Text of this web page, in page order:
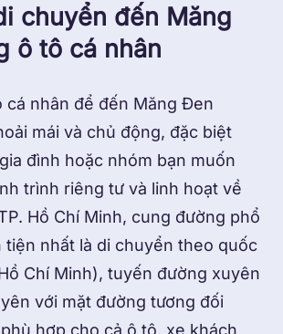
chuyển đến Măng
ô tô cá nhân
cá nhân để đến Măng Đen
mái và chủ động, đặc biệt
đình hoặc nhóm bạn muốn
trình riêng tư và linh hoạt về
Hồ Chí Minh, cung đường phổ
tiện nhất là di chuyển theo quốc
Chí Minh), tuyến đường xuyên
với mặt đường tương đối
hợp cho cả ô tô, xe khách